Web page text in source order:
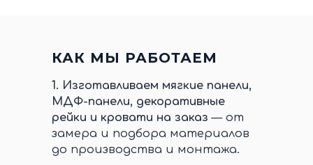
КАК МЫ РАБОТАЕМ
1. Изготавливаем мягкие панели,
МДФ-панели, декоративные
рейки и кровати на заказ — от
замера и подбора материалов
до производства и монтажа.